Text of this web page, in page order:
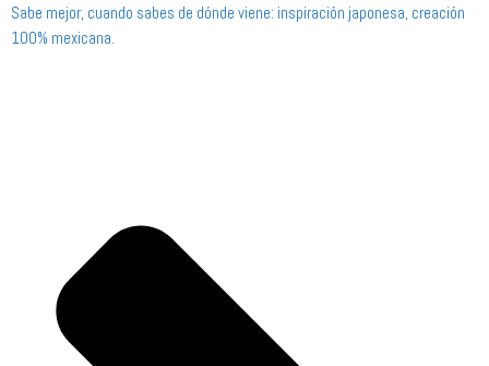
Sabe mejor, cuando sabes de dónde viene: inspiración japonesa, creación
100% mexicana.